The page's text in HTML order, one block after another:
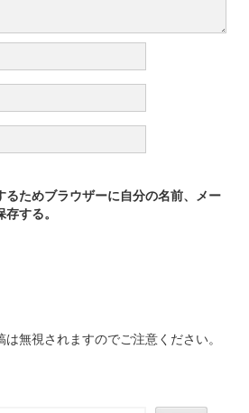
るためブラウザーに自分の名前、メー
する。
無視されますのでご注意ください。